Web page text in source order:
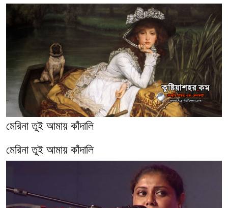
মেরিনা তুই আমায় কাঁদালি
মেরিনা তুই আমায় কাঁদালি